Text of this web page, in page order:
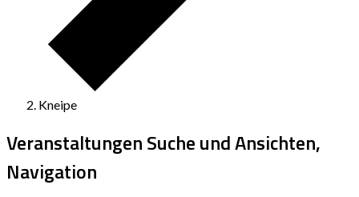
Kneipe
Veranstaltungen Suche und Ansichten,
Navigation